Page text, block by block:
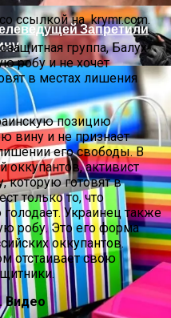
Реакция На Тарифы
На Кону
На Гаити:
Безнадежной
Запретили
ссылкой на krymr.com.
группа, Балух
робу и не хочет
в местах лишения
позицию
вину и не признает
его свободы. В
оккупантов, активист
которую готовят в
только то, что
Украинец также
робу. Это его форма
оккупантов.
отстаивает свою
Видео